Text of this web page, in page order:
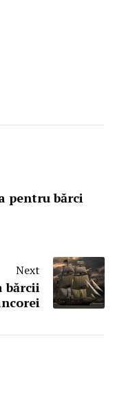
pentru bărci
Next
bărcii